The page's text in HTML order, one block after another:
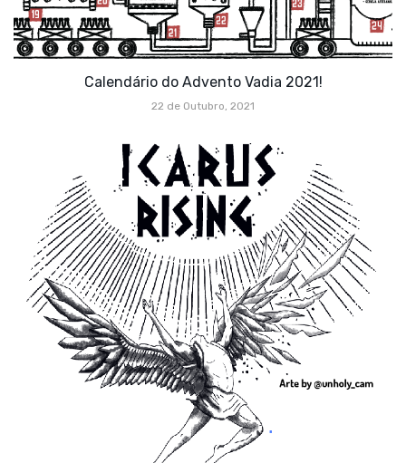
Calendário do Advento Vadia 2021!
22 de Outubro, 2021